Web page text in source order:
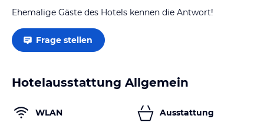
Ehemalige Gäste des Hotels kennen die Antwort!
Frage stellen
Hotelausstattung Allgemein
WLAN Ausstattung